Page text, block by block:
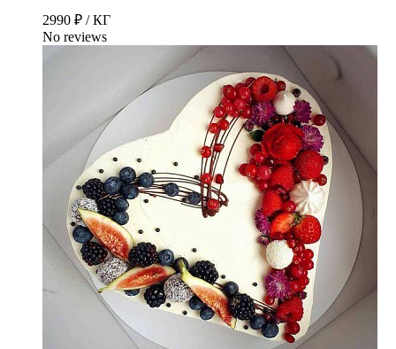
2990 ₽ / КГ
No reviews